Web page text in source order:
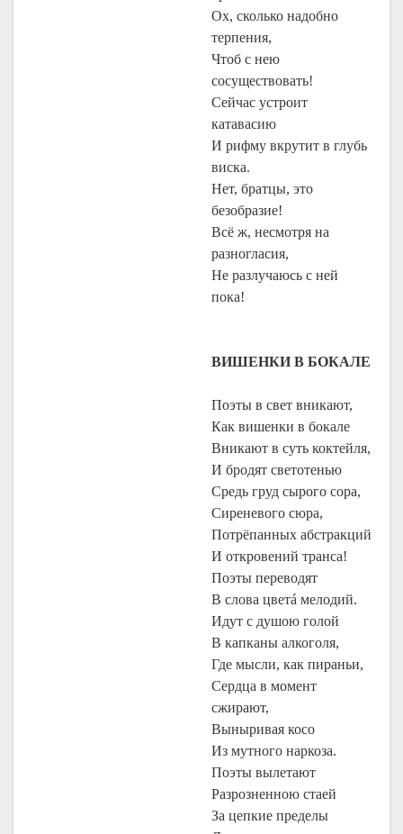
Ох, сколько надобно
терпения,
Чтоб с нею
сосуществовать!
Сейчас устроит
катавасию
И рифму вкрутит в глубь
виска.
Нет, братцы, это
безобразие!
Всё ж, несмотря на
разногласия,
Не разлучаюсь с ней
пока!
ВИШЕНКИ В БОКАЛЕ
Поэты в свет вникают,
Как вишенки в бокале
Вникают в суть коктейля,
И бродят светотенью
Средь груд сырого сора,
Сиреневого сюра,
Потрёпанных абстракций
И откровений транса!
Поэты переводят
В слова цветá мелодий.
Идут с душою голой
В капканы алкоголя,
Где мысли, как пираньи,
Сердца в момент
сжирают,
Выныривая косо
Из мутного наркоза.
Поэты вылетают
Разрозненною стаей
За цепкие пределы